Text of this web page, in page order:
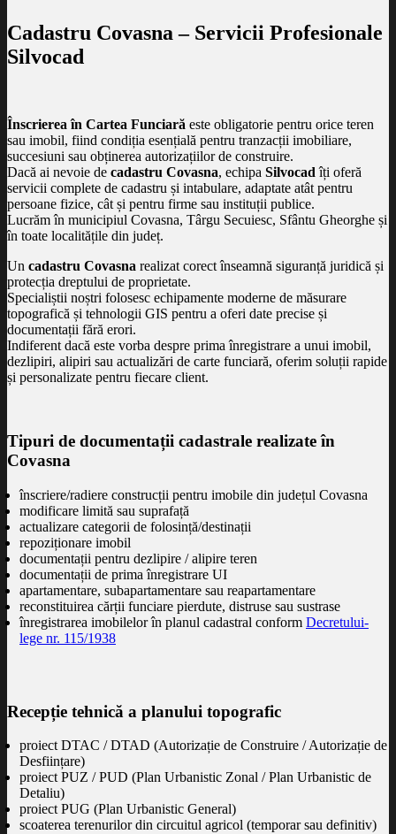
Cadastru Covasna – Servicii Profesionale
Silvocad
Înscrierea în Cartea Funciară este obligatorie pentru orice teren
sau imobil, fiind condiția esențială pentru tranzacții imobiliare,
succesiuni sau obținerea autorizațiilor de construire.
Dacă ai nevoie de cadastru Covasna, echipa Silvocad îți oferă
servicii complete de cadastru și intabulare, adaptate atât pentru
persoane fizice, cât și pentru firme sau instituții publice.
Lucrăm în municipiul Covasna, Târgu Secuiesc, Sfântu Gheorghe și
în toate localitățile din județ.
Un cadastru Covasna realizat corect înseamnă siguranță juridică și
protecția dreptului de proprietate.
Specialiștii noștri folosesc echipamente moderne de măsurare
topografică și tehnologii GIS pentru a oferi date precise și
documentații fără erori.
Indiferent dacă este vorba despre prima înregistrare a unui imobil,
dezlipiri, alipiri sau actualizări de carte funciară, oferim soluții rapide
și personalizate pentru fiecare client.
Tipuri de documentații cadastrale realizate în
Covasna
înscriere/radiere construcții pentru imobile din județul Covasna
modificare limită sau suprafață
actualizare categorii de folosință/destinații
repoziționare imobil
documentații pentru dezlipire / alipire teren
documentații de prima înregistrare UI
apartamentare, subapartamentare sau reapartamentare
reconstituirea cărții funciare pierdute, distruse sau sustrase
înregistrarea imobilelor în planul cadastral conform Decretului-
lege nr. 115/1938
Recepție tehnică a planului topografic
proiect DTAC / DTAD (Autorizație de Construire / Autorizație de
Desființare)
proiect PUZ / PUD (Plan Urbanistic Zonal / Plan Urbanistic de
Detaliu)
proiect PUG (Plan Urbanistic General)
scoaterea terenurilor din circuitul agricol (temporar sau definitiv)